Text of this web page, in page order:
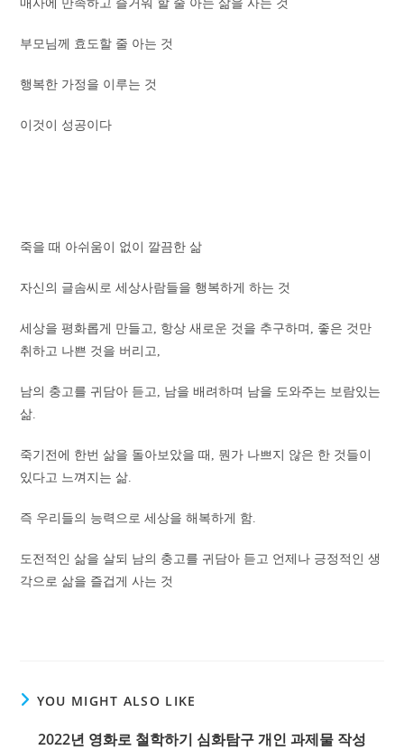
매사에 만족하고 즐거워 할 줄 아는 삶을 사는 것
부모님께 효도할 줄 아는 것
행복한 가정을 이루는 것
이것이 성공이다
죽을 때 아쉬움이 없이 깔끔한 삶
자신의 글솜씨로 세상사람들을 행복하게 하는 것
세상을 평화롭게 만들고, 항상 새로운 것을 추구하며, 좋은 것만
취하고 나쁜 것을 버리고,
남의 충고를 귀담아 듣고, 남을 배려하며 남을 도와주는 보람있는
삶.
죽기전에 한번 삶을 돌아보았을 때, 뭔가 나쁘지 않은 한 것들이
있다고 느껴지는 삶.
즉 우리들의 능력으로 세상을 해복하게 함.
도전적인 삶을 살되 남의 충고를 귀담아 듣고 언제나 긍정적인 생
각으로 삶을 즐겁게 사는 것
YOU MIGHT ALSO LIKE
2022년 영화로 철학하기 심화탐구 개인 과제물 작성